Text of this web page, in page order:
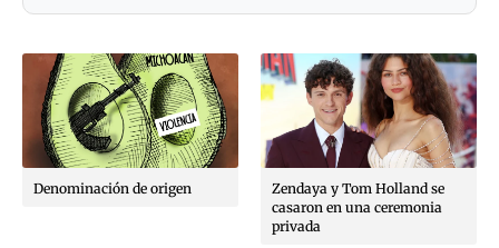
Denominación de origen
Zendaya y Tom Holland se
casaron en una ceremonia
privada